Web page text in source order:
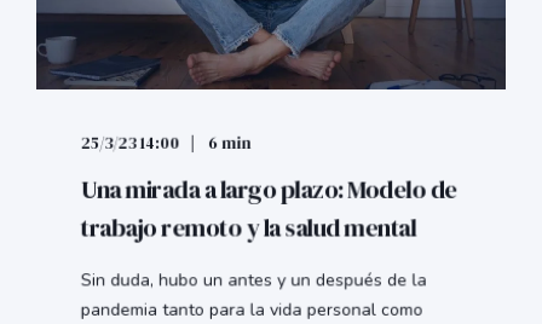
25/3/23 14:00 6 min
Una mirada a largo plazo: Modelo de
trabajo remoto y la salud mental
Sin duda, hubo un antes y un después de la
pandemia tanto para la vida personal como